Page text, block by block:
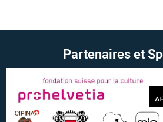
Partenaires et